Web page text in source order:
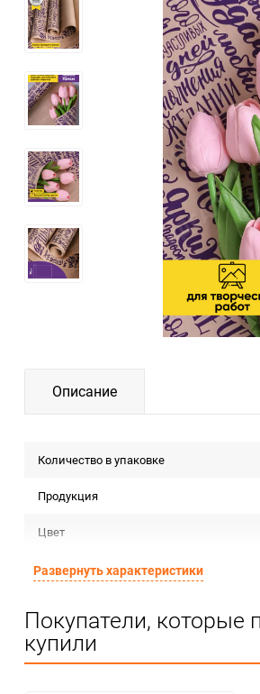
Описание
Количество в упаковке
Продукция
Цвет
Форма
Срок годности
Развернуть характеристики
Покупатели,
купили